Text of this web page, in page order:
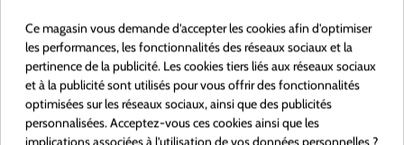
Liasse PEBD Transparent 350x500+P [...]
Plastique
NON
Transparent
Ce magasin vous demande d'accepter les cookies afin d'optimiser
les performances, les fonctionnalités des réseaux sociaux et la
pertinence de la publicité. Les cookies tiers liés aux réseaux sociaux
et à la publicité sont utilisés pour vous offrir des fonctionnalités
optimisées sur les réseaux sociaux, ainsi que des publicités
personnalisées. Acceptez-vous ces cookies ainsi que les
implications associées à l'utilisation de vos données personnelles ?